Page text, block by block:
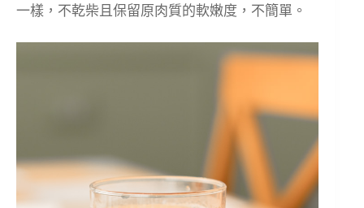
一樣，不乾柴且保留原肉質的軟嫩度，不簡單。